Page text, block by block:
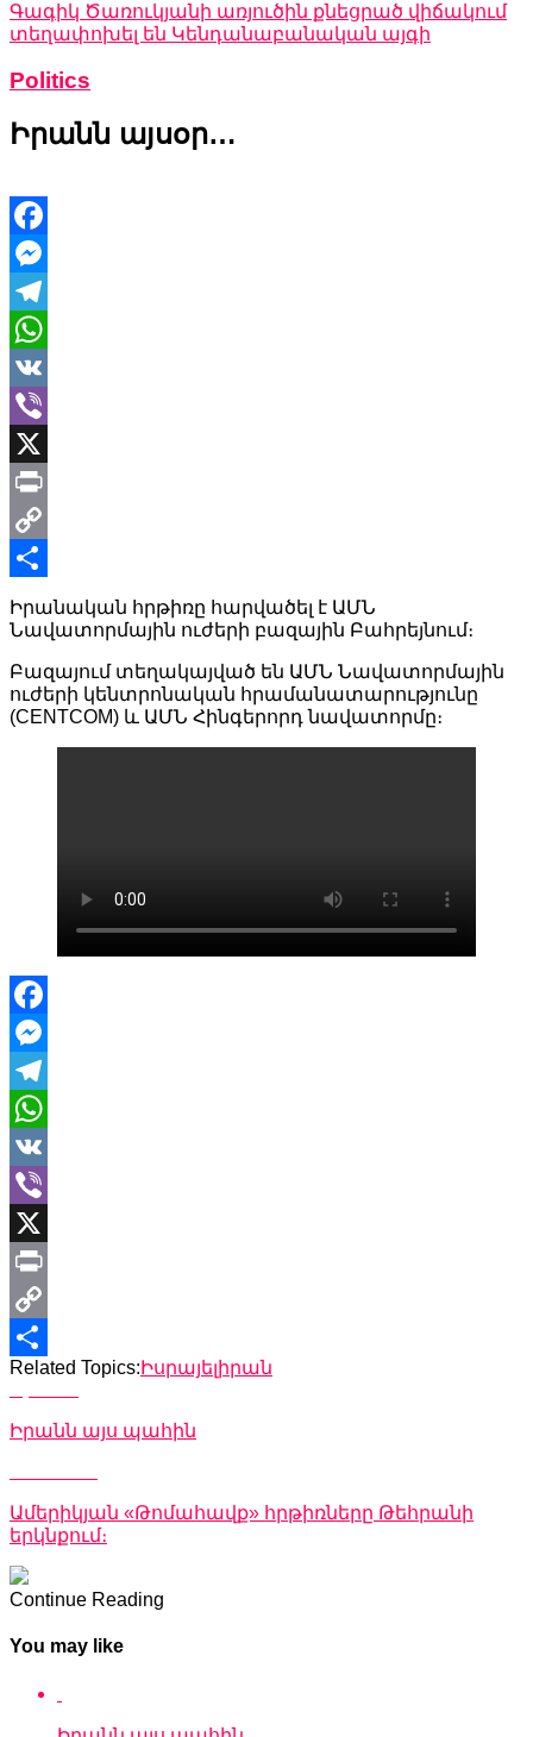
Գագիկ Ծառուկյանի առյուծին քնեցրած վիճակում
տեղափոխել են Կենդանաբանական այգի
Politics
Իրանն այսօր…
Facebook
Messenger
Telegram
WhatsApp
VK
Viber
X
Print
Copy
Link
Share
Իրանական հրթիռը հարվածել է ԱՄՆ
Նավատորմային ուժերի բազային Բահրեյնում։
Բազայում տեղակայված են ԱՄՆ Նավատորմային
ուժերի կենտրոնական հրամանատարությունը
(CENTCOM) և ԱՄՆ Հինգերորդ նավատորմը։
Facebook
Messenger
Telegram
WhatsApp
VK
Viber
X
Print
Copy
Link
Share
Related Topics:Իսրայել իրան
Իրանն այս պահին
Ամերիկյան «Թոմահավք» հրթիռները Թեհրանի
երկնքում։
Continue Reading
You may like